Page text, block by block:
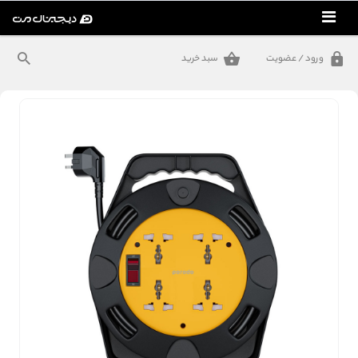
تولید محتوا
موبایل و لوازم همراه
گجت‌های خانه و آشپرخانه
ورود / عضویت سبد خرید